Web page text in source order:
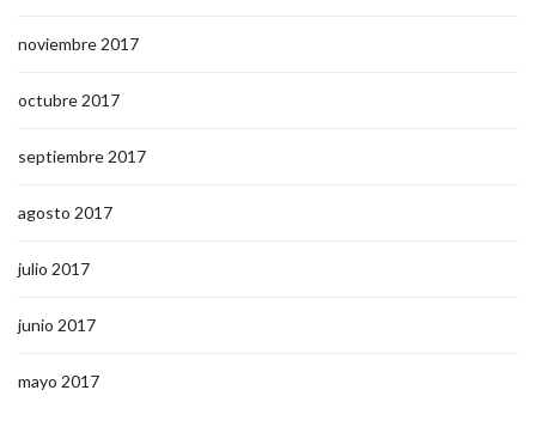
noviembre 2017
octubre 2017
septiembre 2017
agosto 2017
julio 2017
junio 2017
mayo 2017